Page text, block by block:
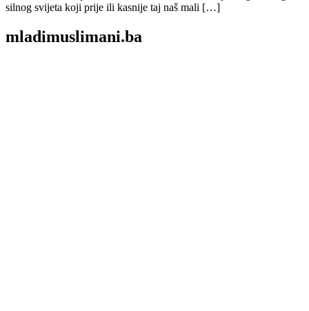
silnog svijeta koji prije ili kasnije taj naš mali […]
mladimuslimani.ba